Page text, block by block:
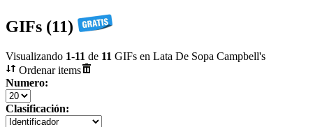
GIFs (11)
Visualizando 1-11 de 11 GIFs en Lata De Sopa Campbell's
Ordenar items
Numero:
Clasificación: